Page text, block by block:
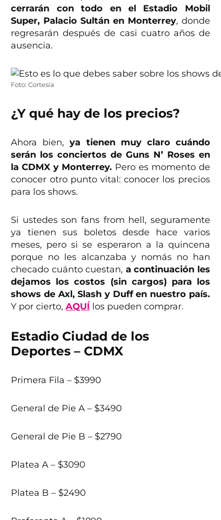
cerrarán con todo en el Estadio Mobil
Super, Palacio Sultán en Monterrey, donde
regresarán después de casi cuatro años de
ausencia.
Foto: Cortesía
¿Y qué hay de los precios?
Ahora bien,ya tienen muy claro cuándo
serán los conciertos de Guns N’ Roses en
la CDMX y Monterrey. Pero es momento de
conocer otro punto vital: conocer los precios
para los shows.
Si ustedes son fans from hell, seguramente
ya tienen sus boletos desde hace varios
meses, pero si se esperaron a la quincena
porque no les alcanzaba y nomás no han
checado cuánto cuestan, a continuación les
dejamos los costos (sin cargos) para los
shows de Axl, Slash y Duff en nuestro país.
Y por cierto,AQUÍ los pueden comprar.
Estadio Ciudad de los
Deportes – CDMX
Primera Fila – $3990
General de Pie A – $3490
General de Pie B – $2790
Platea A – $3090
Platea B – $2490